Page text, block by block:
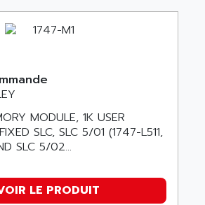
SERIE 641
MODULE, 1K USER
SLC, SLC 5/01 (1747-L511,
SLC 5/02...
LE PRODUIT